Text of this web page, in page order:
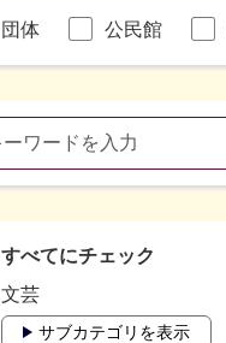
団体 公民館
すべてにチェック
文芸
サブカテゴリを表示